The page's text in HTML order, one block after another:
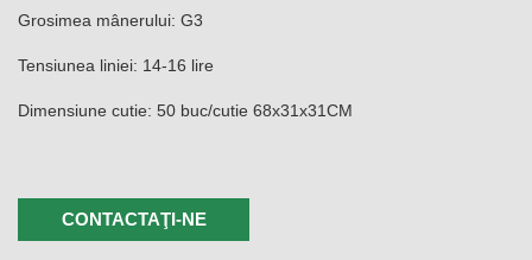
Grosimea mânerului: G3
Tensiunea liniei: 14-16 lire
Dimensiune cutie: 50 buc/cutie 68x31x31CM
CONTACTAŢI-NE